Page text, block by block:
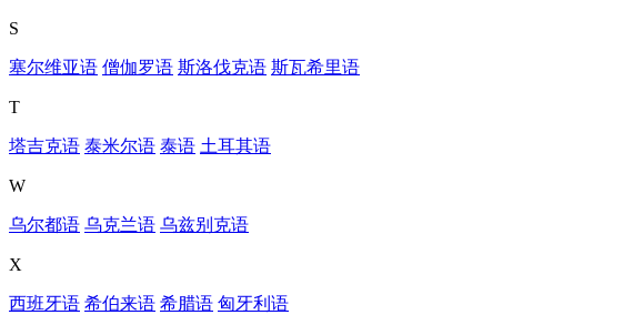
S
塞尔维亚语 僧伽罗语 斯洛伐克语 斯瓦希里语
T
塔吉克语 泰米尔语 泰语 土耳其语
W
乌尔都语 乌克兰语 乌兹别克语
X
西班牙语 希伯来语 希腊语 匈牙利语